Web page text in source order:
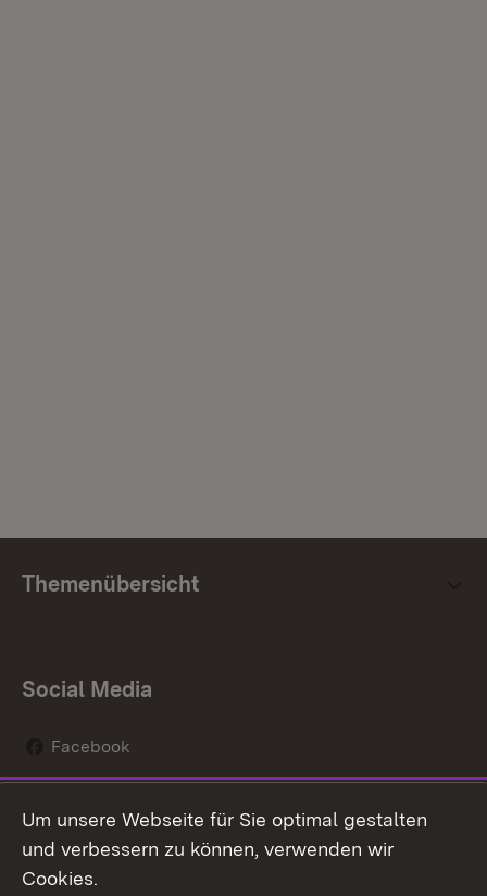
Themenübersicht
Social Media
Facebook
Social Wall
Youtube
Um unsere Webseite für Sie optimal gestalten
und verbessern zu können, verwenden wir
Cookies.